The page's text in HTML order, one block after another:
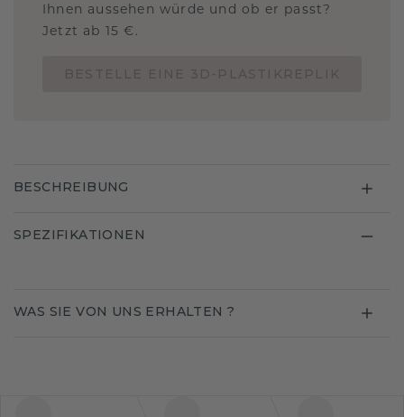
Ihnen aussehen würde und ob er passt?
Jetzt ab 15 €.
BESCHREIBUNG
SPEZIFIKATIONEN
WAS SIE VON UNS ERHALTEN ?